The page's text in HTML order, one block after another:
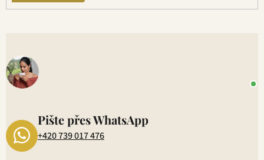
Pište přes WhatsApp
+420 739 017 476